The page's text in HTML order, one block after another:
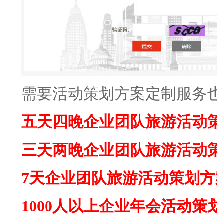
需要活动策划方案定制服务
五天四晚企业团队旅游活动
三天两晚企业团队旅游活动
7天企业团队旅游活动策划
1000人以上企业年会活动策